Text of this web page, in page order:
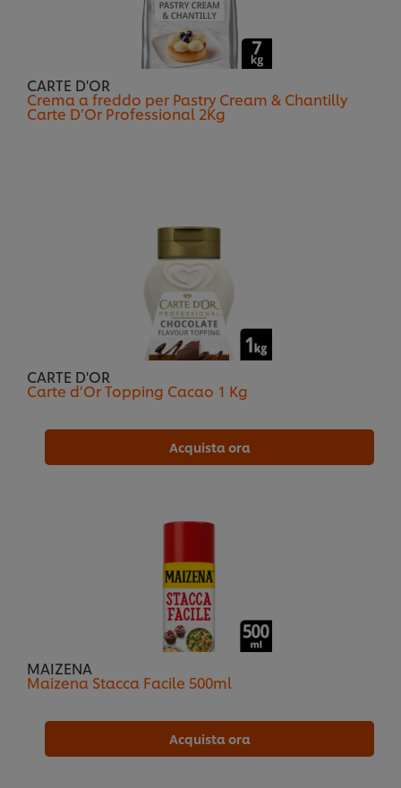
CARTE D'OR
Crema a freddo per Pastry Cream & Chantilly
Carte D’Or Professional 2Kg
CARTE D'OR
Carte d’Or Topping Cacao 1 Kg
Acquista ora
MAIZENA
Maizena Stacca Facile 500ml
Acquista ora